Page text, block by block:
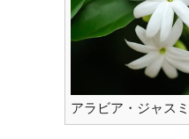
アラビア・ジャス